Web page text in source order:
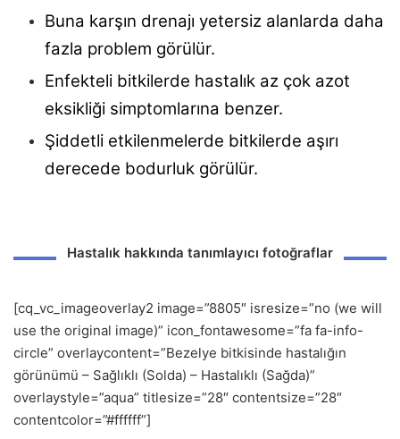
Buna karşın drenajı yetersiz alanlarda daha
fazla problem görülür.
Enfekteli bitkilerde hastalık az çok azot
eksikliği simptomlarına benzer.
Şiddetli etkilenmelerde bitkilerde aşırı
derecede bodurluk görülür.
Hastalık hakkında tanımlayıcı fotoğraflar
[cq_vc_imageoverlay2 image=”8805″ isresize=”no (we will
use the original image)” icon_fontawesome=”fa fa-info-
circle” overlaycontent=”Bezelye bitkisinde hastalığın
görünümü – Sağlıklı (Solda) – Hastalıklı (Sağda)”
overlaystyle=”aqua” titlesize=”28″ contentsize=”28″
contentcolor=”#ffffff”]